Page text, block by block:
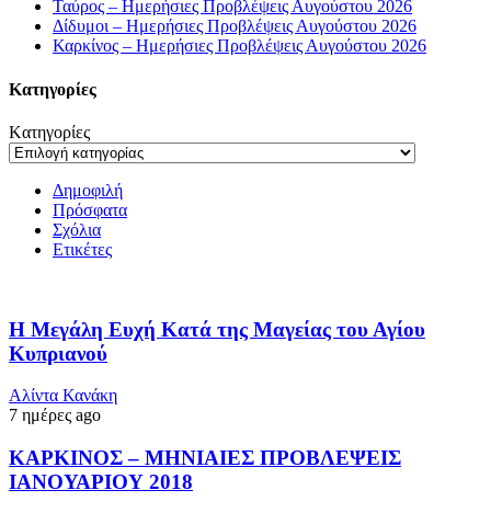
Ταύρος – Ημερήσιες Προβλέψεις Αυγούστου 2026
Δίδυμοι – Ημερήσιες Προβλέψεις Αυγούστου 2026
Καρκίνος – Ημερήσιες Προβλέψεις Αυγούστου 2026
Kατηγορίες
Kατηγορίες
Δημοφιλή
Πρόσφατα
Σχόλια
Ετικέτες
Η Μεγάλη Ευχή Κατά της Μαγείας του Αγίου
Κυπριανού
Αλίντα Κανάκη
7 ημέρες ago
ΚΑΡΚΙΝΟΣ – ΜΗΝΙΑΙΕΣ ΠΡΟΒΛΕΨΕΙΣ
ΙΑΝΟΥΑΡΙΟΥ 2018